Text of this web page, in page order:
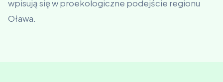
wpisują się w proekologiczne podejście regionu
Oława.